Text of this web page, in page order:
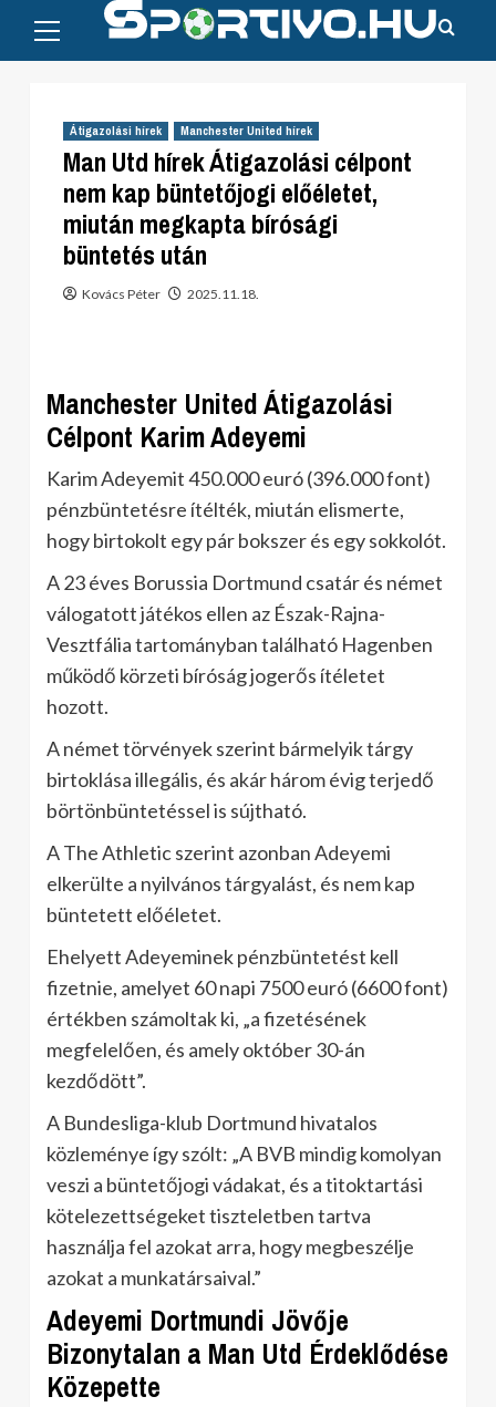
content
Menu
Átigazolási hírek Manchester United hírek
Man Utd hírek Átigazolási célpont
nem kap büntetőjogi előéletet,
miután megkapta bírósági
büntetés után
Kovács Péter 2025.11.18.
Manchester United Átigazolási
Célpont Karim Adeyemi
Karim Adeyemit 450.000 euró (396.000 font)
pénzbüntetésre ítélték, miután elismerte,
hogy birtokolt egy pár bokszer és egy sokkolót.
A 23 éves Borussia Dortmund csatár és német
válogatott játékos ellen az Észak-Rajna-
Vesztfália tartományban található Hagenben
működő körzeti bíróság jogerős ítéletet
hozott.
A német törvények szerint bármelyik tárgy
birtoklása illegális, és akár három évig terjedő
börtönbüntetéssel is sújtható.
A The Athletic szerint azonban Adeyemi
elkerülte a nyilvános tárgyalást, és nem kap
büntetett előéletet.
Ehelyett Adeyeminek pénzbüntetést kell
fizetnie, amelyet 60 napi 7500 euró (6600 font)
értékben számoltak ki, „a fizetésének
megfelelően, és amely október 30-án
kezdődött”.
A Bundesliga-klub Dortmund hivatalos
közleménye így szólt: „A BVB mindig komolyan
veszi a büntetőjogi vádakat, és a titoktartási
kötelezettségeket tiszteletben tartva
használja fel azokat arra, hogy megbeszélje
azokat a munkatársaival.”
Adeyemi Dortmundi Jövője
Bizonytalan a Man Utd Érdeklődése
Közepette